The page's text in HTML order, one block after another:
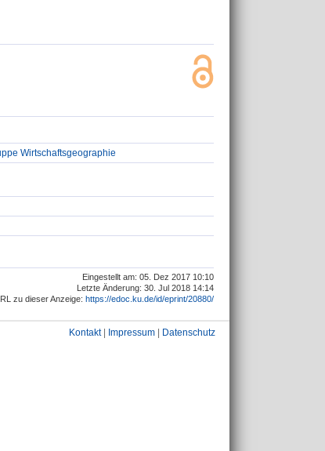
Wirtschaftsgeographie
Eingestellt am: 05. Dez 2017 10:10
Letzte Änderung: 30. Jul 2018 14:14
zu dieser Anzeige: https://edoc.ku.de/id/eprint/20880/
Kontakt| Impressum Datenschutz